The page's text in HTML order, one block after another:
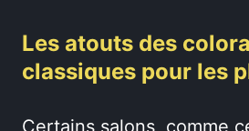
Les atouts des
classiques pour les
Certains salons, comme